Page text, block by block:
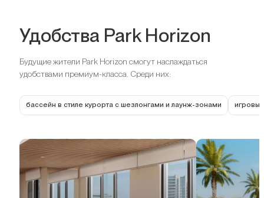
Удобства Park Horizon
Будущие жители Park Horizon смогут наслаждаться
удобствами премиум-класса. Среди них:
бассейн в стиле курорта с шезлонгами и лаунж-зонами